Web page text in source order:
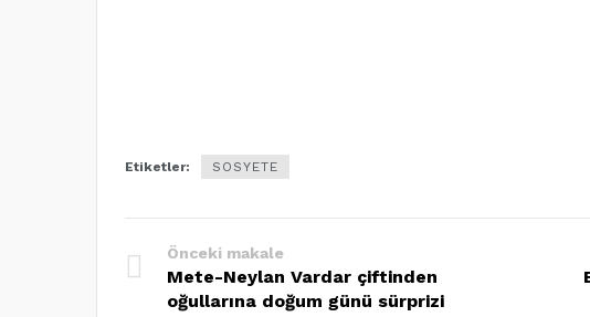
Etiketler: SOSYETE
Önceki makale
Mete-Neylan Vardar çiftinden
oğullarına doğum günü sürprizi